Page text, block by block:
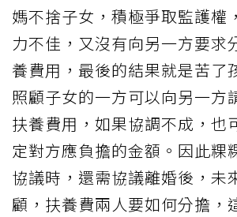
媽不捨子女，積極爭取監護權
力不佳，又沒有向另一方要求
養費用，最後的結果就是苦了
照顧子女的一方可以向另一方
扶養費用，如果協調不成，也
定對方應負擔的金額。因此粿
協議時，還需協議離婚後，未
顧，扶養費兩人要如何分擔，